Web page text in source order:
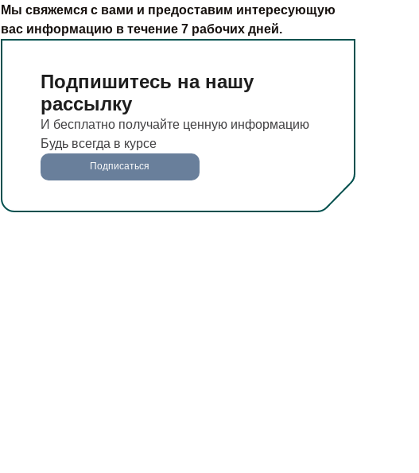
Мы свяжемся с вами и предоставим интересующую
вас информацию в течение 7 рабочих дней.
Подпишитесь на нашу
рассылку
И бесплатно получайте ценную информацию
Будь всегда в курсе
Подписаться